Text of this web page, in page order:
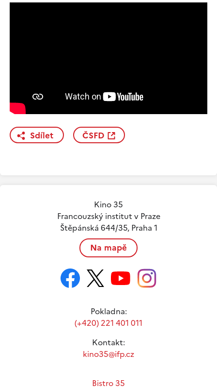
Sdílet ČSFD
Kino 35
Francouzský institut v Praze
Štěpánská 644/35, Praha 1
Na mapě
Pokladna:
(+420) 221 401 011
Kontakt:
kino35@ifp.cz
Bistro 35